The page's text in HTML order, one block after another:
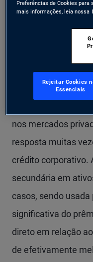
menos líquido e o
Para investidores,
fundamental: estou
nos mercados
resposta muitas
crédito corporativo.
secundária em
casos, sendo
significativa do
direto em relação
de efetivamente
Preferências de Cookies para
mais informações, leia nossa
Rejeitar Cookies
Essenciais